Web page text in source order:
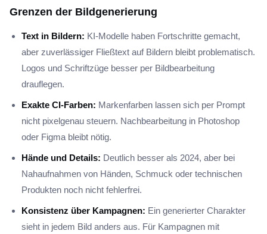
Grenzen der Bildgenerierung
Text in Bildern: KI-Modelle haben Fortschritte gemacht,
aber zuverlässiger Fließtext auf Bildern bleibt problematisch.
Logos und Schriftzüge besser per Bildbearbeitung
drauflegen.
Exakte CI-Farben: Markenfarben lassen sich per Prompt
nicht pixelgenau steuern. Nachbearbeitung in Photoshop
oder Figma bleibt nötig.
Hände und Details: Deutlich besser als 2024, aber bei
Nahaufnahmen von Händen, Schmuck oder technischen
Produkten noch nicht fehlerfrei.
Konsistenz über Kampagnen: Ein generierter Charakter
sieht in jedem Bild anders aus. Für Kampagnen mit